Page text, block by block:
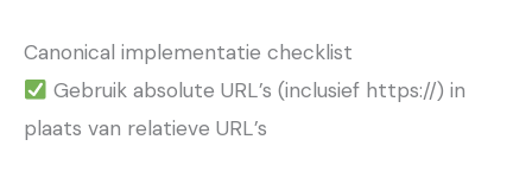
Canonical implementatie checklist
Gebruik absolute URL’s (inclusief https://) in
plaats van relatieve URL’s